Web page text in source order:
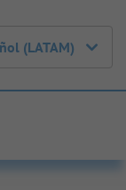
(LATAM)